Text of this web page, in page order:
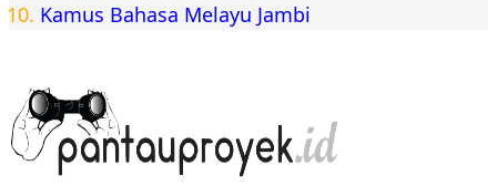
Kamus Bahasa Melayu Jambi